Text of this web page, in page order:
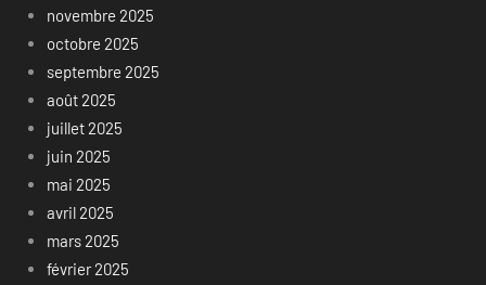
novembre 2025
octobre 2025
septembre 2025
août 2025
juillet 2025
juin 2025
mai 2025
avril 2025
mars 2025
février 2025